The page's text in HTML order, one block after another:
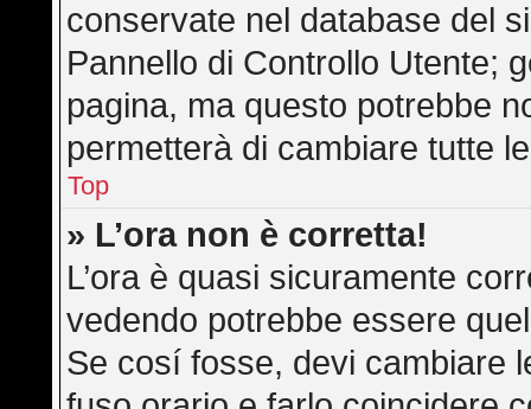
conservate nel database del
Pannello di Controllo Utente;
pagina, ma questo potrebbe
permetterà di cambiare tutte
Top
» L’ora non è corretta!
L’ora è quasi sicuramente
vedendo potrebbe essere
Se cosí fosse, devi cambiare